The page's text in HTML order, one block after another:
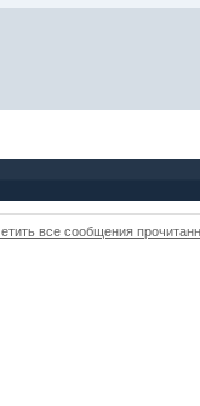
все сообщения